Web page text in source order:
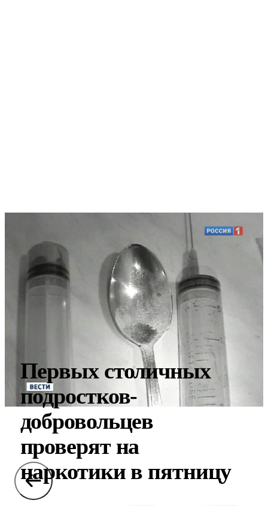
Первых столичных
подростков-
добровольцев
проверят на
наркотики в пятницу